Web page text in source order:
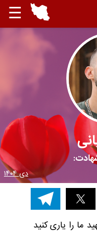
☰
دی ۱۴۰۴
ما را یاری کنید